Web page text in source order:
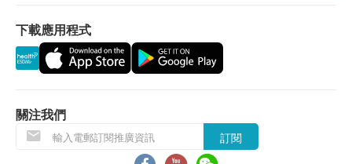
糖, 酸度調節劑 (檸檬酸)
1. 貨品質量保證，於顧客收到產品當日起計，食用期
應最少有6個月或以上。
換貨條款
有損毀情況，一經確認，恕不接受退換。
2. 退換產品必須包裝完整，如退換之產品有任何殘缺
或過期退回，供應商有權不受理。
下載應用程式
關注我們
訂閱